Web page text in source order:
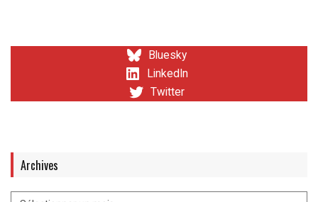
Bluesky
LinkedIn
Twitter
Archives